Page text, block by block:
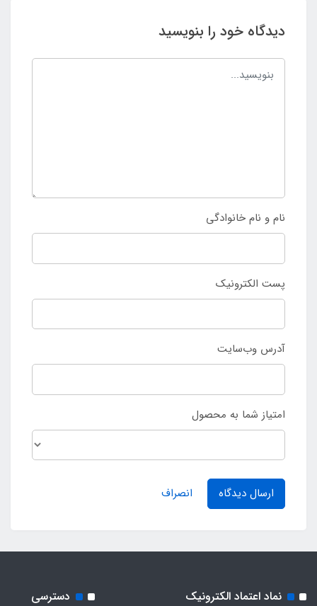
دیدگاه خود را بنویسید
نام و نام خانوادگی
پست الکترونیک
آدرس وب‌سایت
امتیاز شما به محصول
ارسال دیدگاه انصراف
نماد اعتماد الکترونیک
دسترسی